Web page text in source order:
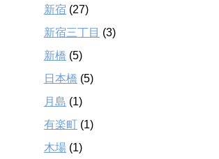
新宿 (27)
新宿三丁目 (3)
新橋 (5)
日本橋 (5)
月島 (1)
有楽町 (1)
木場 (1)